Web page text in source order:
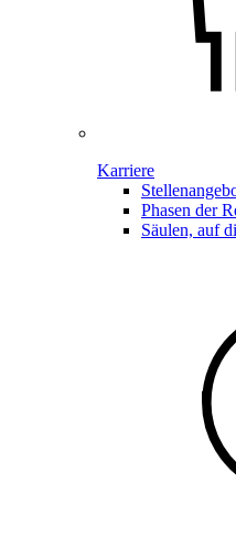
Karriere
Phasen der
Säulen, auf